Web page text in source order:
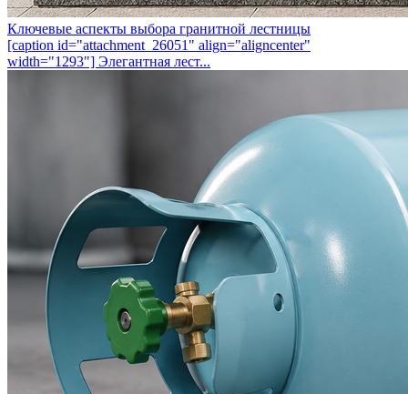
Ключевые аспекты выбора гранитной лестницы
[caption id="attachment_26051" align="aligncenter"
width="1293"] Элегантная лест...